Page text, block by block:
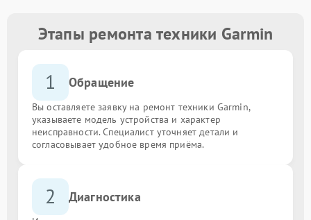
Этапы ремонта техники Garmin
1 Обращение
Вы оставляете заявку на ремонт техники Garmin,
указываете модель устройства и характер
неисправности. Специалист уточняет детали и
согласовывает удобное время приёма.
2 Диагностика